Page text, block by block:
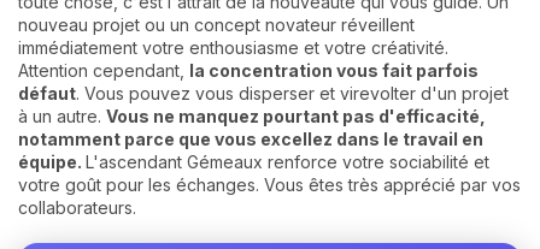
nouveau projet ou un concept novateur réveillent
immédiatement votre enthousiasme et votre créativité.
Attention cependant, la concentration vous fait parfois
défaut. Vous pouvez vous disperser et virevolter d'un projet
à un autre. Vous ne manquez pourtant pas d'efficacité,
notamment parce que vous excellez dans le travail en
équipe. L'ascendant Gémeaux renforce votre sociabilité et
votre goût pour les échanges. Vous êtes très apprécié par vos
collaborateurs.